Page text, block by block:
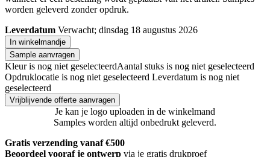
worden geleverd zonder opdruk.
Leverdatum Verwacht; dinsdag 18 augustus 2026
In winkelmandje
Sample aanvragen
Kleur is nog niet geselecteerdAantal stuks is nog niet geselecteerd
Opdruklocatie is nog niet geselecteerd Leverdatum is nog niet
geselecteerd
Vrijblijvende offerte aanvragen
Je kan je logo uploaden in de winkelmand
Samples worden altijd onbedrukt geleverd.
Gratis verzending vanaf €500
Beoordeel vooraf je ontwerp via je gratis drukproef